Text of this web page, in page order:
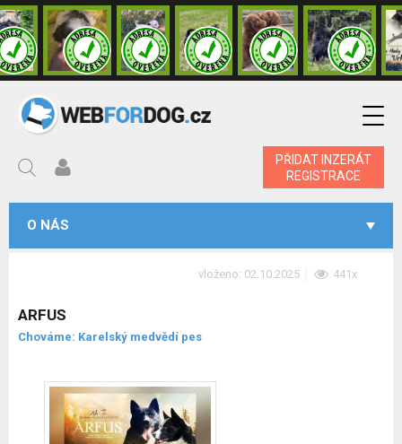
PŘIDAT INZERÁT
REGISTRACE
O NÁS
vloženo: 02.10.2025 441x
ARFUS
Chováme: Karelský medvědí pes